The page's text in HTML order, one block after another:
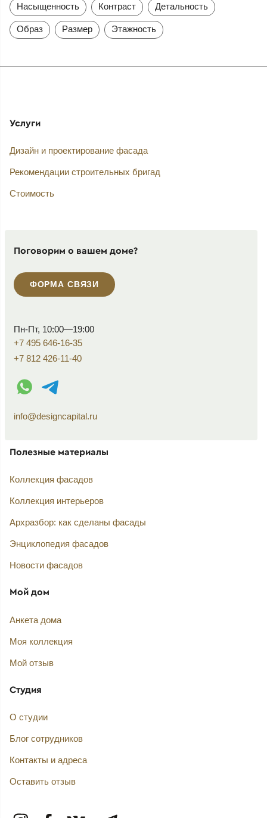
Насыщенность Контраст Детальность
Образ Размер Этажность
Услуги
Дизайн и проектирование фасада
Рекомендации строительных бригад
Стоимость
Поговорим о вашем доме?
ФОРМА СВЯЗИ
Пн-Пт, 10:00—19:00
+7 495 646-16-35
+7 812 426-11-40
WhatsApp контакт
Telegram контакт
info@designcapital.ru
Полезные материалы
Коллекция фасадов
Коллекция интерьеров
Архразбор: как сделаны фасады
Энциклопедия фасадов
Новости фасадов
Мой дом
Анкета дома
Моя коллекция
Мой отзыв
Студия
О студии
Блог сотрудников
Контакты и адреса
Оставить отзыв